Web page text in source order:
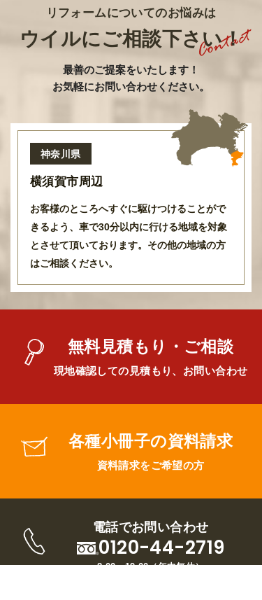
リフォームについてのお悩みは
ウイルにご相談下さい！
最善のご提案をいたします ！
お気軽にお問い合わせください。
神奈川県
横須賀市周辺
お客様のところへすぐに駆けつけることがで
きるよう 、 車で30分以内に行ける地域を対象
とさせて頂いております。 その他の地域の方
はご相談ください。
無料見積もり・ご相談
現地確認しての見積もり、お問い合わせ
各種小冊子の資料請求
資料請求をご希望の方
電話でお問い合わせ
0120-44-2719
8:00～19:00（年中無休）